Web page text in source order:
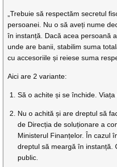
„Trebuie să respectăm secretul
persoanei. Nu o să aveți nume
în instanță. Dacă acea persoană
unde are banii, stabilim suma
cu accesoriile și reiese suma
Aici are 2 variante:
Să o achite și se închide.
Nu o achită și are dreptul să
de Direcția de soluționare a
Ministerul Finanțelor. În cazul
dreptul să meargă în instanță.
public.